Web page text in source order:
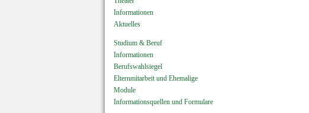
Informationen
Aktuelles
Studium & Beruf
Informationen
Berufswahlsiegel
Elternmitarbeit und Ehemalige
Module
Informationsquellen und Formulare